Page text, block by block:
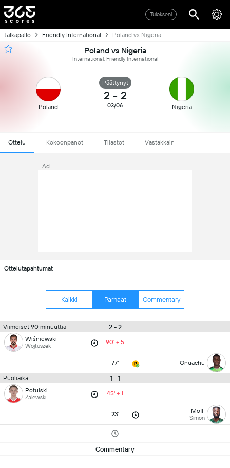
Tulokseni
Jalkapallo Friendly International Poland vs Nigeria
Poland vs Nigeria
International, Friendly International
Poland
Päättynyt
2 - 2
03/06 Nigeria
Ottelu Kokoonpanot Tilastot Vastakkain
Ad
Ottelutapahtumat
Kaikki Parhaat Commentary
Viimeiset 90 minuuttia 2 - 2
Wiśniewski
Wojtuszek 90' + 5
77' Onuachu
Puoliaika 1 - 1
Potulski
Zalewski 45' + 1
23' Moffi
Simon
Commentary